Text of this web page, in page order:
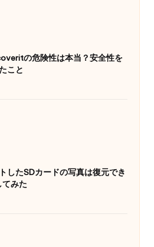
の危険性は本当？安全性を
こと
したSDカードの写真は復元でき
みた